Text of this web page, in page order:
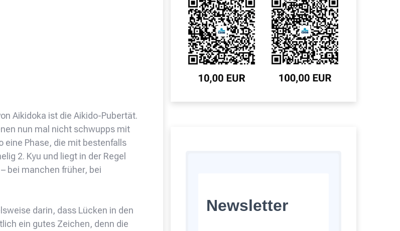
Aikidoka ist die Aikido-Pubertät.
nun mal nicht schwupps mit
eine Phase, die mit bestenfalls
2. Kyu und liegt in der Regel
bei manchen früher, bei
darin, dass Lücken in den
ein gutes Zeichen, denn die